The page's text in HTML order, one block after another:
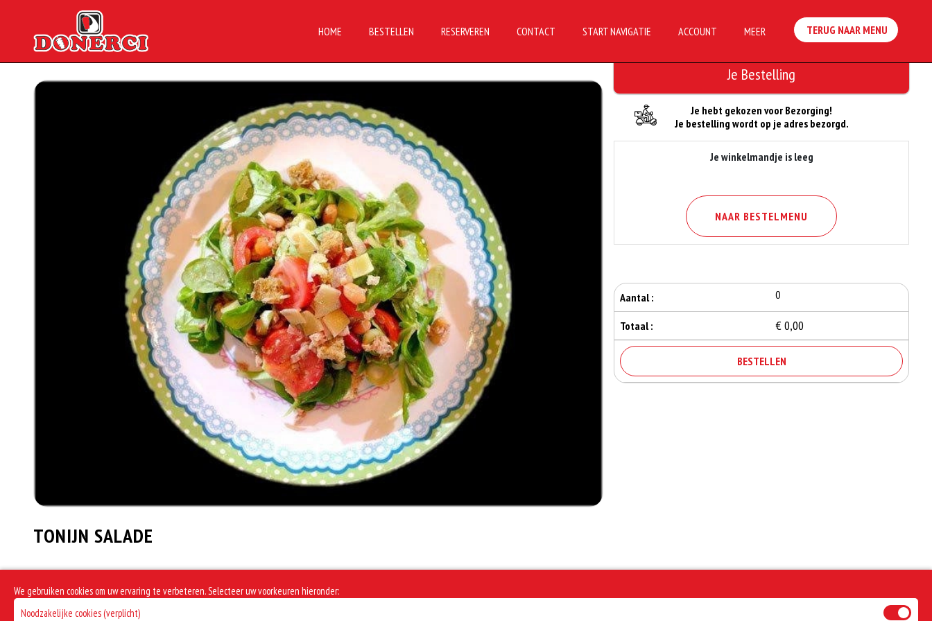
HOME BESTELLEN RESERVEREN CONTACT START NAVIGATIE ACCOUNT MEER TERUG NAAR MENU
TONIJN SALADE
9.00
Je hebt gekozen voor Bezorging!
Je bestelling wordt op je adres bezorgd.
Je winkelmandje is leeg
NAAR BESTELMENU
Aantal : 0
Totaal : € 0,00
BESTELLEN
Je Bestelling
We gebruiken cookies om uw ervaring te verbeteren. Selecteer uw voorkeuren hieronder:
Noodzakelijke cookies (verplicht)